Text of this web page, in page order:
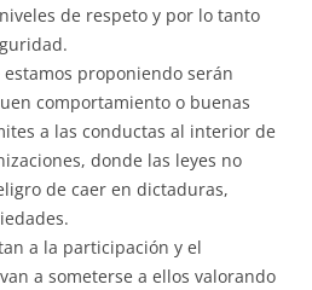
de respeto y por lo tanto
estamos proponiendo serán
comportamiento o buenas
a las conductas al interior de
donde las leyes no
de caer en dictaduras,
a la participación y el
a someterse a ellos valorando